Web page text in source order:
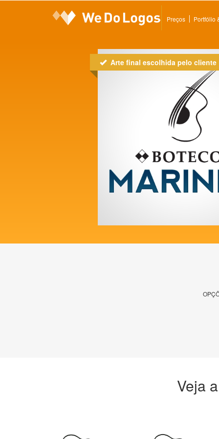
Preços Portfólio
Arte final escolhida pelo cliente
Veja